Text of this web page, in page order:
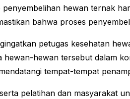
hewan ternak
bahwa proses
petugas kesehatan
hewan-hewan tersebut dalam
tempat-tempat
pelatihan dan masyarakat